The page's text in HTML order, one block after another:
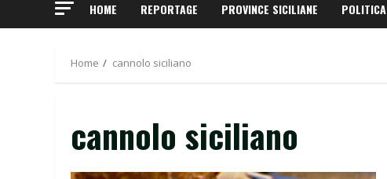
HOME REPORTAGE PROVINCE SICILIANE POLITICA
Home cannolo siciliano
cannolo siciliano